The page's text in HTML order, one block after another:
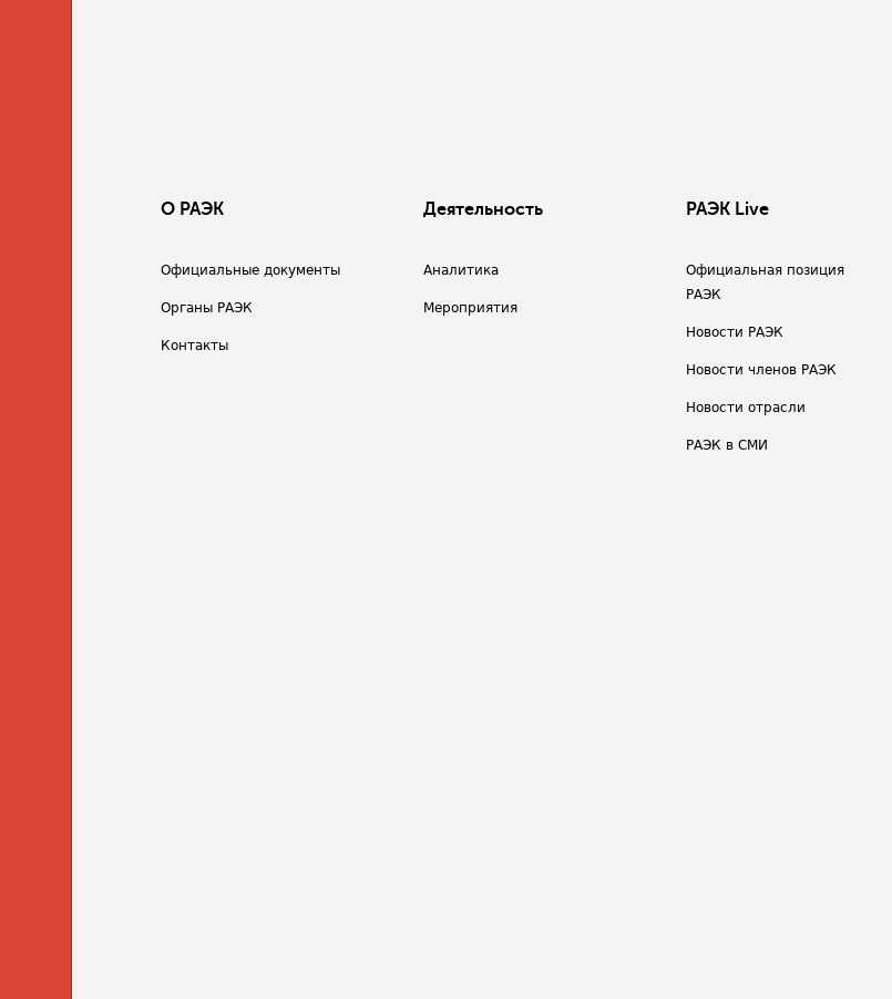
О РАЭК
Официальные документы
Органы РАЭК
Контакты
Деятельность
Аналитика
Мероприятия
РАЭК Live
Официальная позиция
РАЭК
Новости РАЭК
Новости членов РАЭК
Новости отрасли
РАЭК в СМИ